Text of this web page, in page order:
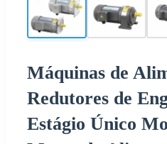
Máquinas de
Redutores de
Estágio Único